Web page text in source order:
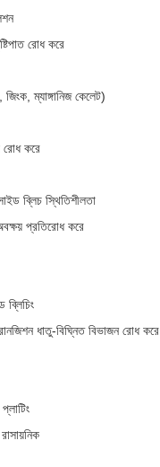
রোধ করে
ম্যাঙ্গানিজ কেলেট)
রোধ করে
ব্লিচ স্থিতিশীলতা
প্রতিরোধ করে
ব্লিচিং
ধাতু-বিঘ্নিত বিভাজন রোধ করে